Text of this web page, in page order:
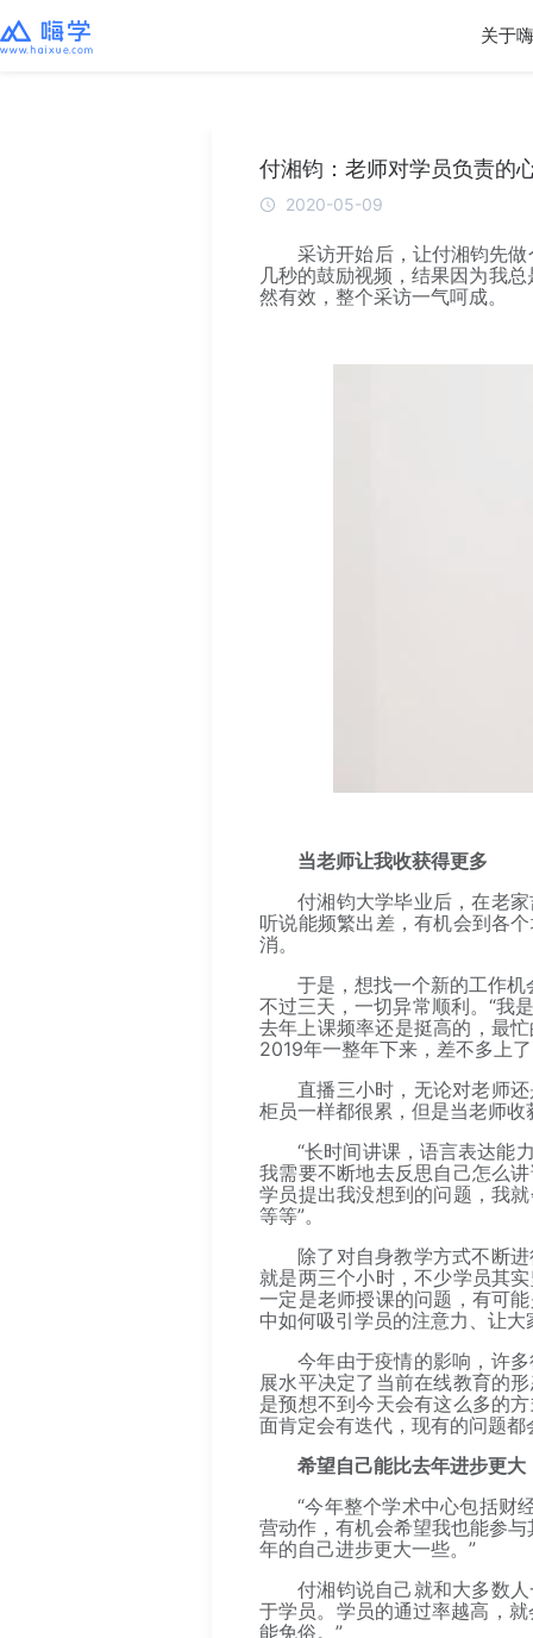
关于
付湘钧：老师对学员负责的
2020-05-09
采访开始后，让付湘钧先
几秒的鼓励视频，结果因为我
然有效，整个采访一气呵成。
当老师让我收获得更多
付湘钧大学毕业后，在老
听说能频繁出差，有机会到各
消。
于是，想找一个新的工作
不过三天，一切异常顺利。“我
去年上课频率还是挺高的，最
2019年一整年下来，差不多上
直播三小时，无论对老师
柜员一样都很累，但是当老师
“长时间讲课，语言表达能
我需要不断地去反思自己怎么
学员提出我没想到的问题，我
等等”。
除了对自身教学方式不断
就是两三个小时，不少学员其
一定是老师授课的问题，有可
中如何吸引学员的注意力、让
今年由于疫情的影响，许
展水平决定了当前在线教育的
是预想不到今天会有这么多的
面肯定会有迭代，现有的问题都
希望自己能比去年进步更大
“今年整个学术中心包括财
营动作，有机会希望我也能参
年的自己进步更大一些。”
付湘钧说自己就和大多数
于学员。学员的通过率越高，
能免俗。”